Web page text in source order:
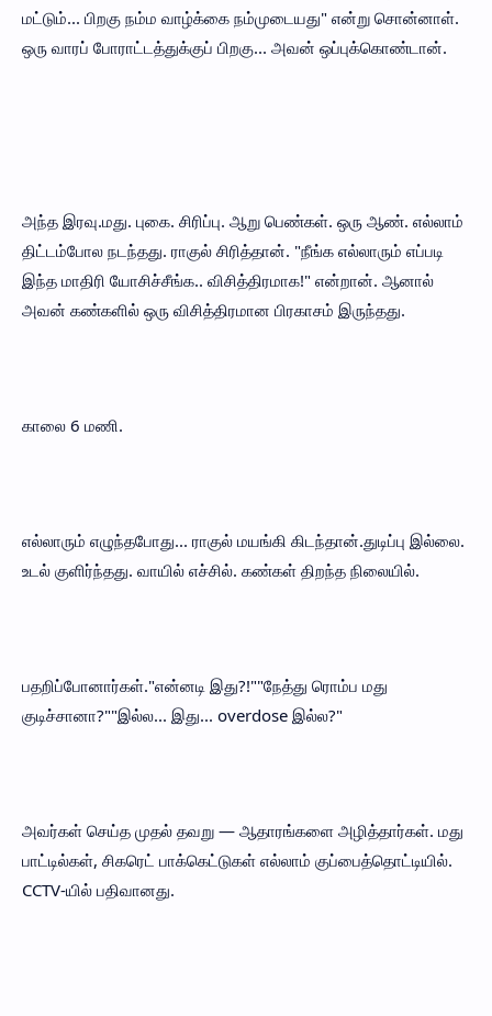
மட்டும்... பிறகு நம்ம வாழ்க்கை நம்முடையது" என்று சொன்னாள்.
ஒரு வாரப் போராட்டத்துக்குப் பிறகு... அவன் ஒப்புக்கொண்டான்.
அந்த இரவு.மது. புகை. சிரிப்பு. ஆறு பெண்கள். ஒரு ஆண். எல்லாம்
திட்டம்போல நடந்தது. ராகுல் சிரித்தான். "நீங்க எல்லாரும் எப்படி
இந்த மாதிரி யோசிச்சீங்க.. விசித்திரமாக!" என்றான். ஆனால்
அவன் கண்களில் ஒரு விசித்திரமான பிரகாசம் இருந்தது.
காலை 6 மணி.
எல்லாரும் எழுந்தபோது... ராகுல் மயங்கி கிடந்தான்.துடிப்பு இல்லை.
உடல் குளிர்ந்தது. வாயில் எச்சில். கண்கள் திறந்த நிலையில்.
பதறிப்போனார்கள்."என்னடி இது?!""நேத்து ரொம்ப மது
குடிச்சானா?""இல்ல... இது... overdose இல்ல?"
அவர்கள் செய்த முதல் தவறு — ஆதாரங்களை அழித்தார்கள். மது
பாட்டில்கள், சிகரெட் பாக்கெட்டுகள் எல்லாம் குப்பைத்தொட்டியில்.
CCTV-யில் பதிவானது.